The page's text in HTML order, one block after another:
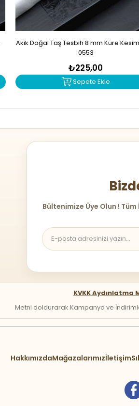
Akik Doğal Taş Tesbih 8 mm Küre
0553
₺225,00
Sepete Ekle
Bültenimize Üye Olun !
KVKK Aydınlatma
Metni doldurarak Kampanya ve
HakkımızdaMağazalarımızİletişim